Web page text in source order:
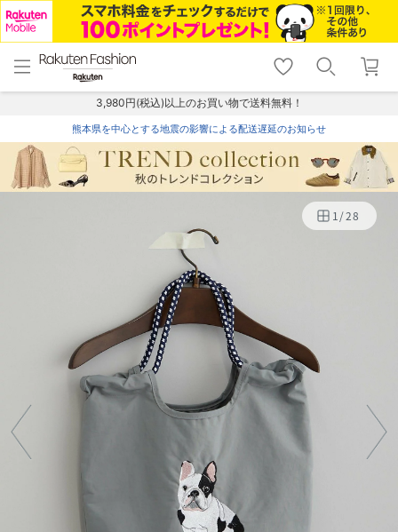
menu home
トップ
shopping_cart lock_outline
ログイン
3,980円(税込)以上のお買い物で送料無料！
熊本県を中心とする地震の影響による配送遅延のお知らせ
1/28